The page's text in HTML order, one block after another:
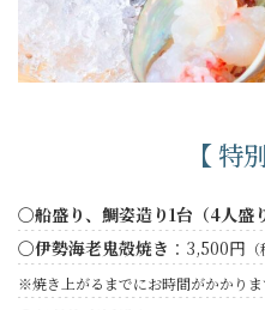
【 特
〇船盛り、鯛姿造り1台（4人盛り
〇伊勢海老鬼殻焼き ：3,500円
※焼き上がるまでにお時間がかかりま